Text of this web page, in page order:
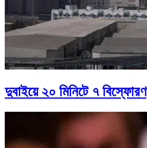
দুবাইয়ে ২০ মিনিটে ৭ বিস্ফোরণ